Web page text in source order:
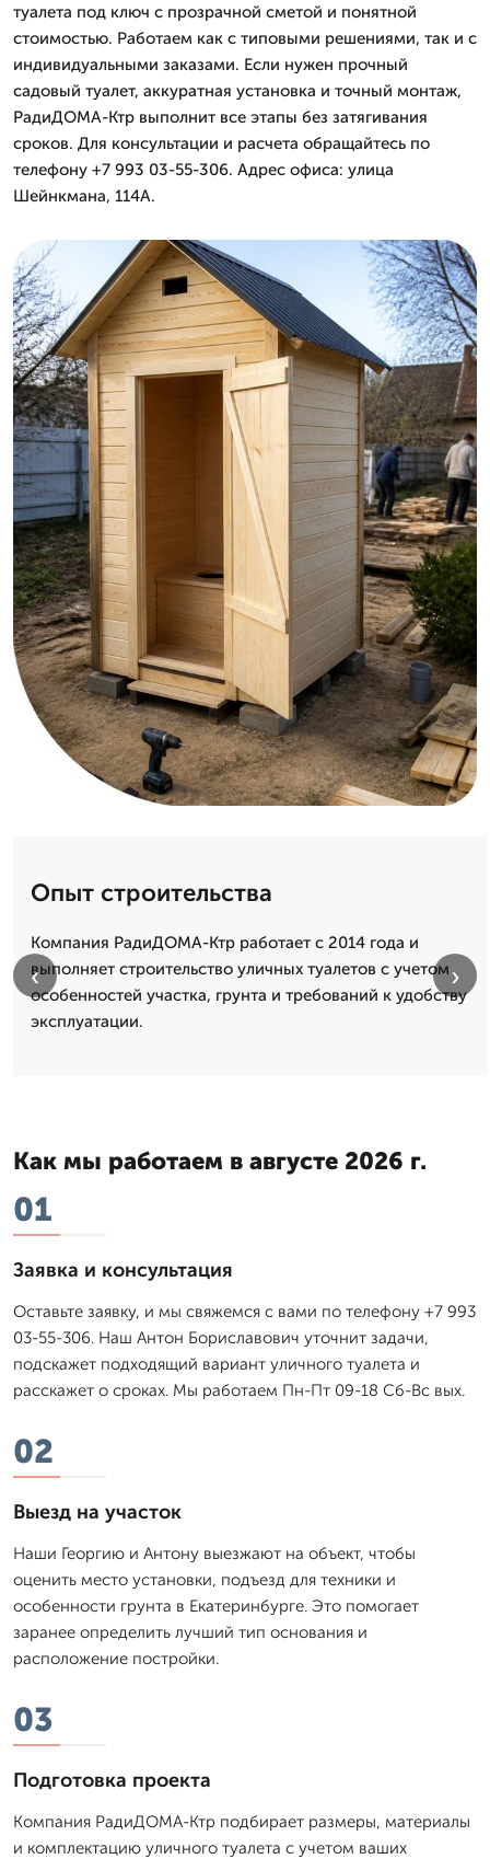
туалета под ключ с прозрачной сметой и понятной
стоимостью. Работаем как с типовыми решениями, так и с
индивидуальными заказами. Если нужен прочный
садовый туалет, аккуратная установка и точный монтаж,
РадиДОМА-Ктр выполнит все этапы без затягивания
сроков. Для консультации и расчета обращайтесь по
телефону +7 993 03-55-306. Адрес офиса: улица
Шейнкмана, 114А.
Опыт строительства
Компания РадиДОМА-Ктр работает с 2014 года и
выполняет строительство уличных туалетов с учетом
особенностей участка, грунта и требований к удобству
эксплуатации.
‹ ›
Как мы работаем в августе 2026 г.
01
Заявка и консультация
Оставьте заявку, и мы свяжемся с вами по телефону +7 993
03-55-306. Наш Антон Бориславович уточнит задачи,
подскажет подходящий вариант уличного туалета и
расскажет о сроках. Мы работаем Пн-Пт 09-18 Сб-Вс вых.
02
Выезд на участок
Наши Георгию и Антону выезжают на объект, чтобы
оценить место установки, подъезд для техники и
особенности грунта в Екатеринбурге. Это помогает
заранее определить лучший тип основания и
расположение постройки.
03
Подготовка проекта
Компания РадиДОМА-Ктр подбирает размеры, материалы
и комплектацию уличного туалета с учетом ваших